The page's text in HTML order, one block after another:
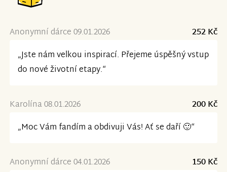
Anonymní dárce 09.01.2026
252 Kč
„Jste nám velkou inspirací. Přejeme úspěšný vstup
do nové životní etapy.“
Karolína 08.01.2026
200 Kč
„Moc Vám fandím a obdivuji Vás! Ať se daří 🙂“
Anonymní dárce 04.01.2026
150 Kč